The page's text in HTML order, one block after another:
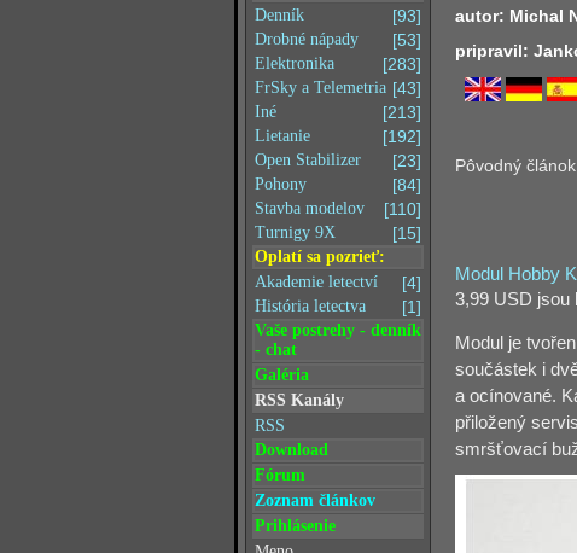
[93]
Denník
[53]
Drobné nápady
[283]
Elektronika
[43]
FrSky a Telemetria
[213]
Iné
[192]
Lietanie
[23]
Open Stabilizer
[84]
Pohony
[110]
Stavba modelov
[15]
Turnigy 9X
Oplatí sa pozrieť:
[4]
Akademie letectví
[1]
História letectva
Vaše postrehy - denník
- chat
Galéria
RSS Kanály
RSS
Download
Fórum
Zoznam článkov
Prihlásenie
autor: Michal
pripravil:
Pôvodný
Modul Hobby
3,99 USD jsou
Modul je
součástek i
a ocínované.
přiložený
smršťovací